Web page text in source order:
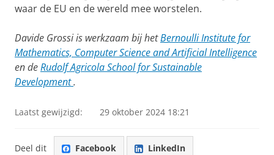
waar de EU en de wereld mee worstelen.
Davide Grossi is werkzaam bij hetBernoulli Institute for
Mathematics, Computer Science and Artificial Intelligence
en deRudolf Agricola School for Sustainable
Development.
Laatst gewijzigd: 29 oktober 2024 18:21
Deel dit Facebook LinkedIn